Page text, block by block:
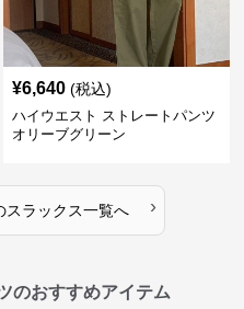
¥6,640 (税込)
ハイウエスト ストレートパンツ
オリーブグリーン
スラックス一覧へ ›
のおすすめアイテム